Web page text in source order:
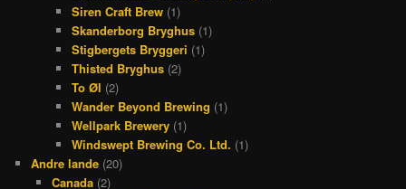
Siren Craft Brew (1)
Skanderborg Bryghus (1)
Stigbergets Bryggeri (1)
Thisted Bryghus (2)
To Øl (2)
Wander Beyond Brewing (1)
Wellpark Brewery (1)
Windswept Brewing Co. Ltd. (1)
Andre lande (20)
Canada(2)